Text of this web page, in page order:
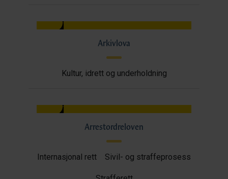
Arkivlova
Kultur, idrett og underholdning
Arrestordreloven
Internasjonal rett Sivil- og straffeprosess